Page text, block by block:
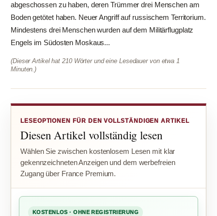
abgeschossen zu haben, deren Trümmer drei Menschen am
Boden getötet haben. Neuer Angriff auf russischem Territorium.
Mindestens drei Menschen wurden auf dem Militärflugplatz
Engels im Südosten Moskaus...
(Dieser Artikel hat 210 Wörter und eine Lesedauer von etwa 1
Minuten.)
LESEOPTIONEN FÜR DEN VOLLSTÄNDIGEN ARTIKEL
Diesen Artikel vollständig lesen
Wählen Sie zwischen kostenlosem Lesen mit klar
gekennzeichneten Anzeigen und dem werbefreien
Zugang über France Premium.
KOSTENLOS · OHNE REGISTRIERUNG